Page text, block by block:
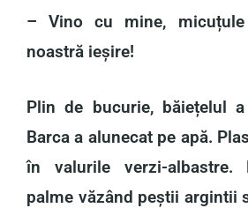
– Vino cu mine,
noastră ieșire!
Plin de bucurie, băiețelul
Barca a alunecat pe apă.
în valurile verzi-albastre.
palme văzând peștii argintii